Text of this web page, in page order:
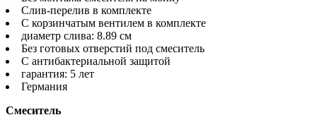
Слив-перелив в комплекте
С корзинчатым вентилем в комплекте
диаметр слива: 8.89 см
Без готовых отверстий под смеситель
С антибактериальной защитой
гарантия: 5 лет
Германия
Смеситель